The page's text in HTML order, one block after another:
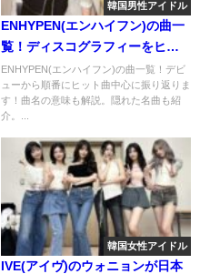
韓国男性アイドル
ENHYPEN(エンハイフン)の曲一
覧！ディスコグラフィーをヒッ
ト曲中心に発売順に振り返って
みた！
ENHYPEN(エンハイフン)の曲一覧！デビ
ューから順番にヒット曲中心に振り返りま
す！曲名の意味も解説。隠れた名曲も紹
介。...
韓国女性アイドル
IVE(アイヴ)のウォニョンが日本